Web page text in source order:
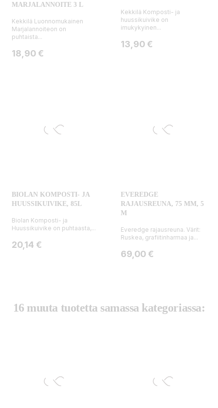
MARJALANNOITE 3 L
Kekkilä Luonnomukainen
Marjalannoiteon on
puhtaista...
Hinta
18,90 €
Kekkilä Komposti- ja
huussikuivike on
imukykyinen...
Hinta
13,90 €
BIOLAN KOMPOSTI- JA
HUUSSIKUIVIKE, 85L
Biolan Komposti- ja
Huussikuivike on puhtaasta,...
Hinta
20,14 €
EVEREDGE
RAJAUSREUNA, 75 MM, 5
M
Everedge rajausreuna. Värit:
Ruskea, grafiitinharmaa ja...
Hinta
69,00 €
16 muuta tuotetta samassa kategoriassa: